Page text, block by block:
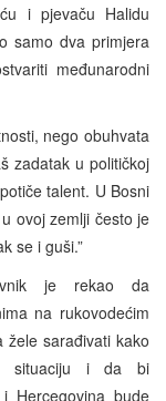
i pjevaču Halidu
samo dva primjera
međunarodni
nego obuhvata
zadatak u političkoj
talent. U Bosni
ovoj zemlji često je
se i guši.”
je rekao da
na rukovodećim
žele sarađivati kako
situaciju i da bi
Hercegovina bude